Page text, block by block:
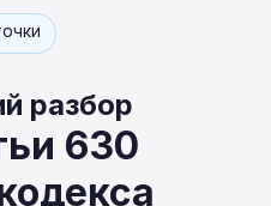
разбор
630